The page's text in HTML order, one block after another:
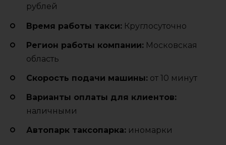
рублей
Время работы такси: Круглосуточно
Регион работы компании: Московская
область
Cкорость подачи машины: от 10 минут
Варианты оплаты для клиентов:
наличными
Автопарк таксопарка: иномарки